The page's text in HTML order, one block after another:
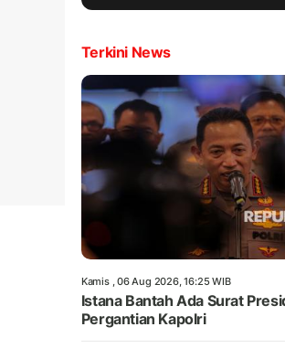
Terkini News
Kamis , 06 Aug 2026, 16:25 WIB
Istana Bantah Ada Surat
Pergantian Kapolri